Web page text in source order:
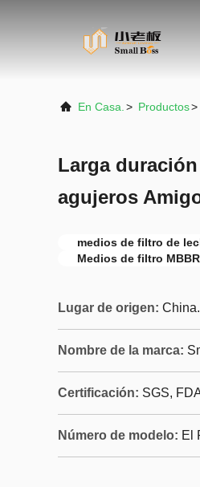
En Casa. > Productos>
Larga
agujeros
medios de filtro de
Medios de filtro
Lugar de origen: China.
Nombre de la marca:
Certificación: SGS,
Número de modelo: El